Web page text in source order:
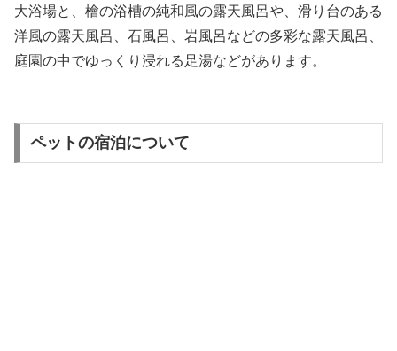
大浴場と、檜の浴槽の純和風の露天風呂や、滑り台のある
洋風の露天風呂、石風呂、岩風呂などの多彩な露天風呂、
庭園の中でゆっくり浸れる足湯などがあります。
ペットの宿泊について